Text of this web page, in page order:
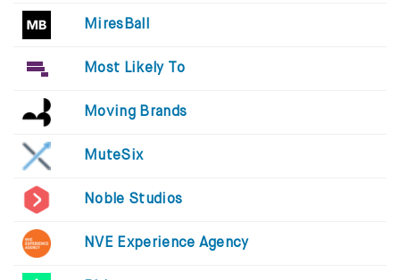
MiresBall
Most Likely To
Moving Brands
MuteSix
Noble Studios
NVE Experience Agency